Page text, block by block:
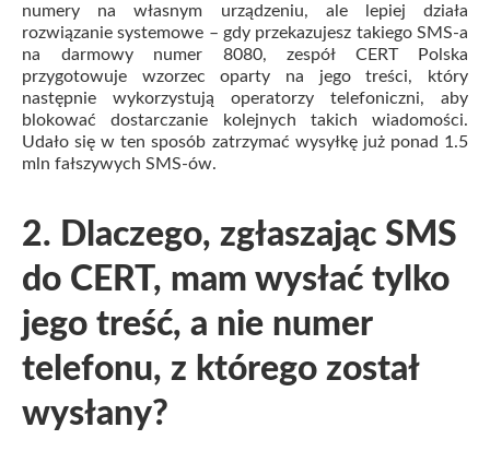
numery na własnym urządzeniu, ale lepiej działa
rozwiązanie systemowe – gdy przekazujesz takiego SMS-a
na darmowy numer 8080, zespół CERT Polska
przygotowuje wzorzec oparty na jego treści, który
następnie wykorzystują operatorzy telefoniczni, aby
blokować dostarczanie kolejnych takich wiadomości.
Udało się w ten sposób zatrzymać wysyłkę już ponad 1.5
mln fałszywych SMS-ów.
2. Dlaczego, zgłaszając SMS
do CERT, mam wysłać tylko
jego treść, a nie numer
telefonu, z którego został
wysłany?